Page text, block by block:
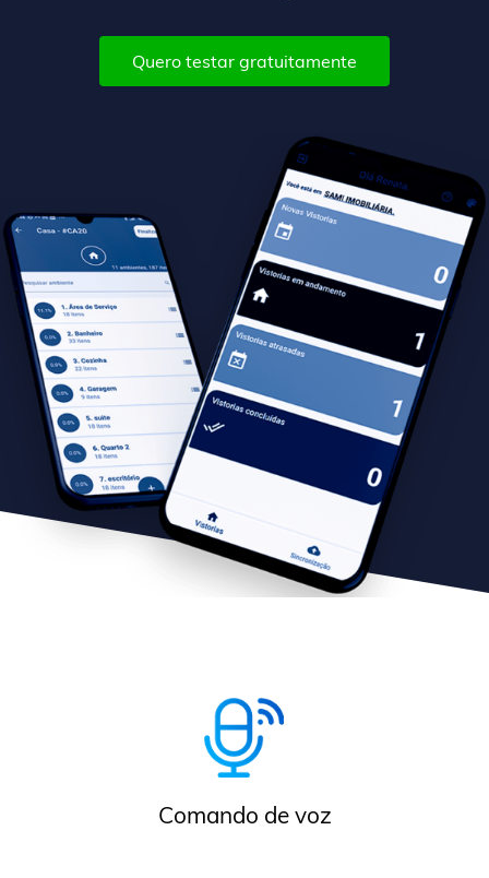
Quero testar gratuitamente
Comando de voz